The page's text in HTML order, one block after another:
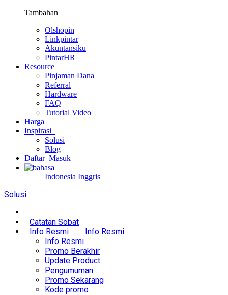
Tambahan
Olshopin
Linkpintar
Akuntansiku
PintarHR
Resource
Pinjaman Dana
Referral
Hardware
FAQ
Tutorial Video
Harga
Inspirasi
Solusi
Blog
Daftar Masuk
Indonesia Inggris
Solusi
Catatan Sobat
Info Resmi
Info Resmi
Info Resmi
Promo Berakhir
Update Product
Pengumuman
Promo Sekarang
Kode promo